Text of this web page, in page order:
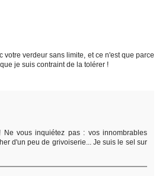
verdeur sans limite, et ce n'est que parce
je suis contraint de la tolérer !
vous inquiétez pas : vos innombrables
d'un peu de grivoiserie... Je suis le sel sur